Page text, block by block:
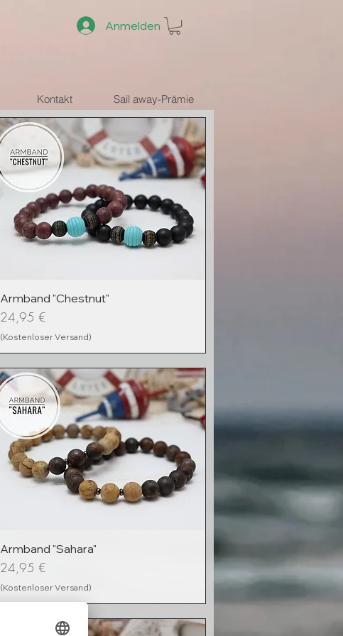
Anmelden
Kontakt Sail away-Prämie
Armband "Chestnut"
Preis
24,95 €
(Kostenloser Versand)
Armband "Sahara"
Preis
24,95 €
(Kostenloser Versand)